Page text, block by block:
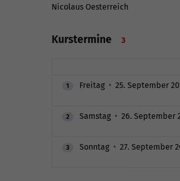
Nicolaus Oesterreich
Kurstermine 3
1 Freitag • 25. September
2 Samstag • 26. September
3 Sonntag • 27. September